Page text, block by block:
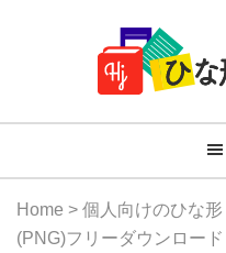
Navigation
Home > 個人向けのひな形
(PNG)フリーダウンロード